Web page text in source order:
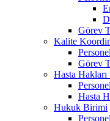
Görev
Kalite
Görev
Hasta
Hasta
Hukuk Birimi